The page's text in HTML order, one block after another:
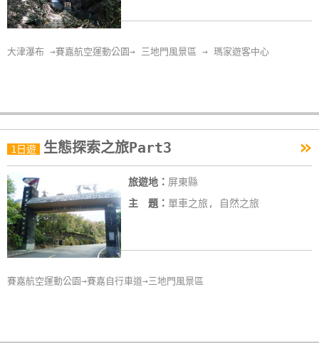
大津瀑布 →賽嘉航空運動公園→ 三地門風景區 → 瑪家遊客中心
1日遊 生態探索之旅Part3 »
旅遊地： 屏東縣
主 題： 單車之旅, 自然之旅
賽嘉航空運動公園→賽嘉自行車道→三地門風景區